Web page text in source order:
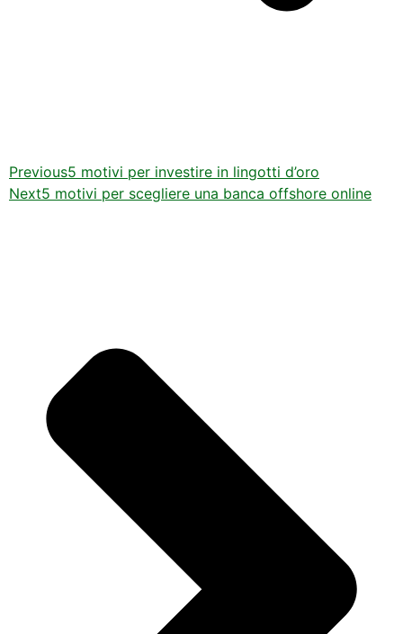
Previous5 motivi per investire in lingotti d’oro
Next5 motivi per scegliere una banca offshore online